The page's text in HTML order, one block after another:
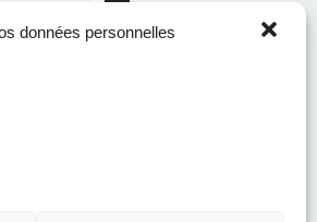
données personnelles